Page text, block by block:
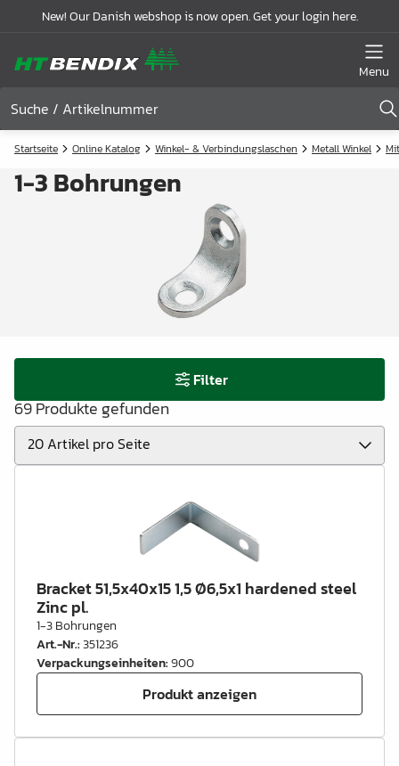
New! Our Danish webshop is now open. Get your login here.
Menu
Startseite Online Katalog Winkel- & Verbindungslaschen Metall Winkel
1-3 Bohrungen
Filter
69 Produkte gefunden
Bracket 51,5x40x15 1,5 Ø6,5x1 hardened steel
Zinc pl.
1-3 Bohrungen
Art.-Nr.:351236
Verpackungseinheiten:900
Produkt anzeigen